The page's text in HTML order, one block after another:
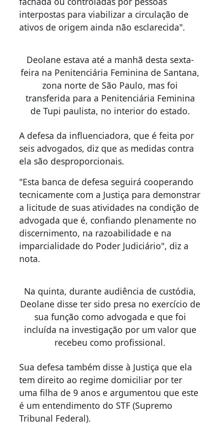
interpostas para viabilizar a circulação de
ativos de origem ainda não esclarecida".
Deolane estava até a manhã desta sexta-
feira na Penitenciária Feminina de Santana,
zona norte de São Paulo, mas foi
transferida para a Penitenciária Feminina
de Tupi paulista, no interior do estado.
A defesa da influenciadora, que é feita por
seis advogados, diz que as medidas contra
ela são desproporcionais.
"Esta banca de defesa seguirá cooperando
tecnicamente com a Justiça para demonstrar
a licitude de suas atividades na condição de
advogada que é, confiando plenamente no
discernimento, na razoabilidade e na
imparcialidade do Poder Judiciário", diz a
nota.
Na quinta, durante audiência de custódia,
Deolane disse ter sido presa no exercício de
sua função como advogada e que foi
incluída na investigação por um valor que
recebeu como profissional.
Sua defesa também disse à Justiça que ela
tem direito ao regime domiciliar por ter
uma filha de 9 anos e argumentou que este
é um entendimento do STF (Supremo
Tribunal Federal).